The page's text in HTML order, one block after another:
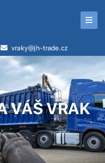
vraky@jh-trade.cz
VÁŠ VRAK